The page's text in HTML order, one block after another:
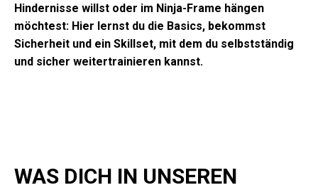
Hindernisse willst oder im Ninja-Frame hängen
möchtest: Hier lernst du die Basics, bekommst
Sicherheit und ein Skillset, mit dem du selbstständig
und sicher weitertrainieren kannst.
WAS DICH IN UNSEREN